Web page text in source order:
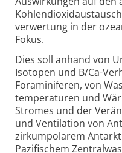
verwertung in der
Fokus.
Dies soll anhand von
Isotopen und B/Ca-
Foramini­feren, von
temperaturen und
Stromes und der
und Venti­lation von
zirkum­polarem
Pazifischem